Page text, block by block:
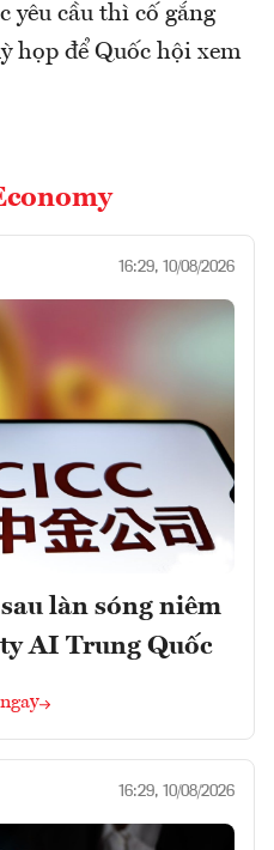
yêu cầu thì cố gắng
họp để Quốc hội xem
16:29, 10/08/2026
làn sóng niêm
AI Trung Quốc
16:29, 10/08/2026